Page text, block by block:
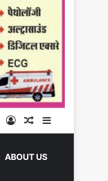
Log InRandom Article
ABOUT US